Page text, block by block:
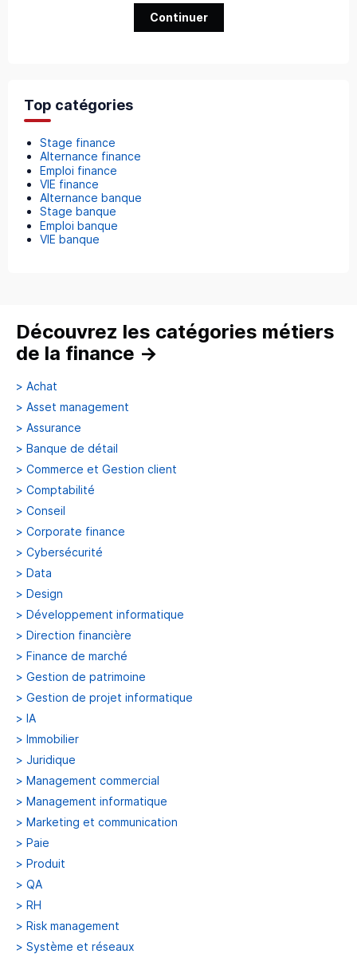
Continuer
Top catégories
Stage finance
Alternance finance
Emploi finance
VIE finance
Alternance banque
Stage banque
Emploi banque
VIE banque
Découvrez les catégories métiers
de la finance →
> Achat
> Asset management
> Assurance
> Banque de détail
> Commerce et Gestion client
> Comptabilité
> Conseil
> Corporate finance
> Cybersécurité
> Data
> Design
> Développement informatique
> Direction financière
> Finance de marché
> Gestion de patrimoine
> Gestion de projet informatique
> IA
> Immobilier
> Juridique
> Management commercial
> Management informatique
> Marketing et communication
> Paie
> Produit
> QA
> RH
> Risk management
> Système et réseaux